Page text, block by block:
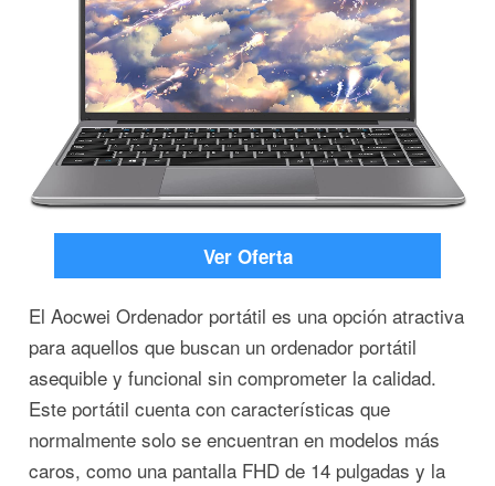
Ver Oferta
El Aocwei Ordenador portátil es una opción atractiva
para aquellos que buscan un ordenador portátil
asequible y funcional sin comprometer la calidad.
Este portátil cuenta con características que
normalmente solo se encuentran en modelos más
caros, como una pantalla FHD de 14 pulgadas y la